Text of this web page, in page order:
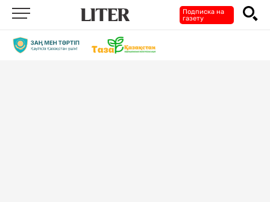
Подписка на
газету